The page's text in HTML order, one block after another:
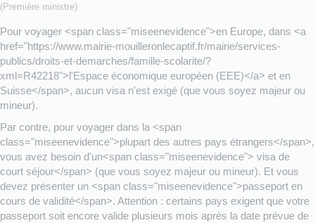
(Première ministre)
Pour voyager <span class="miseenevidence">en Europe, dans <a
href="https://www.mairie-mouilleronlecaptif.fr/mairie/services-
publics/droits-et-demarches/famille-scolarite/?
xml=R42218">l'Espace économique européen (EEE)</a> et en
Suisse</span>, aucun visa n'est exigé (que vous soyez majeur ou
mineur).
Par contre, pour voyager dans la <span
class="miseenevidence">plupart des autres pays étrangers</span>,
vous avez besoin d'un<span class="miseenevidence"> visa de
court séjour</span> (que vous soyez majeur ou mineur). Et vous
devez présenter un <span class="miseenevidence">passeport en
cours de validité</span>. Attention : certains pays exigent que votre
passeport soit encore valide plusieurs mois après la date prévue de